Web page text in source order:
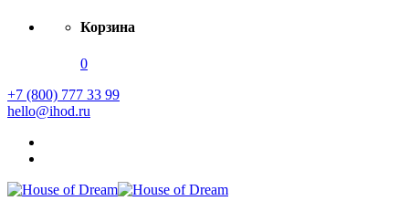
Корзина
0
+7 (800) 777 33 99
hello@ihod.ru